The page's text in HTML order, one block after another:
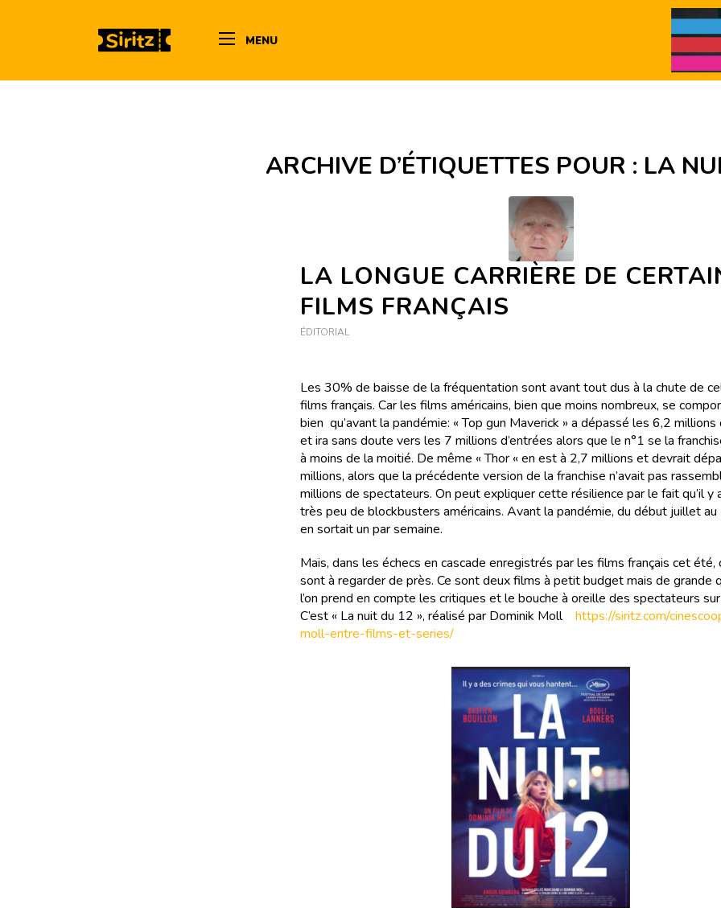
MENU
ARCHIVE D’ÉTIQUETTES POUR : LA
LA LONGUE CARRIÈRE DE
FILMS FRANÇAIS
ÉDITORIAL
Les 30% de baisse de la fréquentation sont avant tout dus à la chute de
films français. Car les films américains, bien que moins nombreux, se
bien qu’avant la pandémie: « Top gun Maverick » a dépassé les 6,2 millions
et ira sans doute vers les 7 millions d’entrées alors que le n°1 se la
à moins de la moitié. De même « Thor « en est à 2,7 millions et devrait
millions, alors que la précédente version de la franchise n’avait pas
millions de spectateurs. On peut expliquer cette résilience par le fait qu’il y
très peu de blockbusters américains. Avant la pandémie, du début juillet
en sortait un par semaine.
Mais, dans les échecs en cascade enregistrés par les films français cet été,
sont à regarder de près. Ce sont deux films à petit budget mais de grande
l’on prend en compte les critiques et le bouche à oreille des spectateurs
C’est « La nuit du 12 », réalisé par Dominik Moll https://siritz.com/
moll-entre-films-et-series/